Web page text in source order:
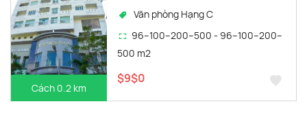
Cách 0.2 km
Văn phòng Hạng C
96–100–200–500 - 96–100–200–
500 m2
$9$0